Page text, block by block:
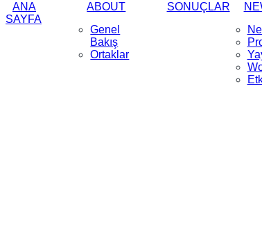
ANA
SAYFA
ABOUT
Genel
Bakış
Ortaklar
SONUÇLAR